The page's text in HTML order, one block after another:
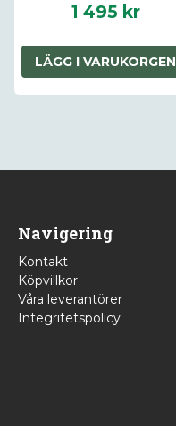
1 495 kr
LÄGG I VARUKORGEN
Navigering
Kontakt
Köpvillkor
Våra leverantörer
Integritetspolicy